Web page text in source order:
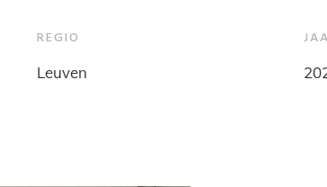
REGIO
Leuven